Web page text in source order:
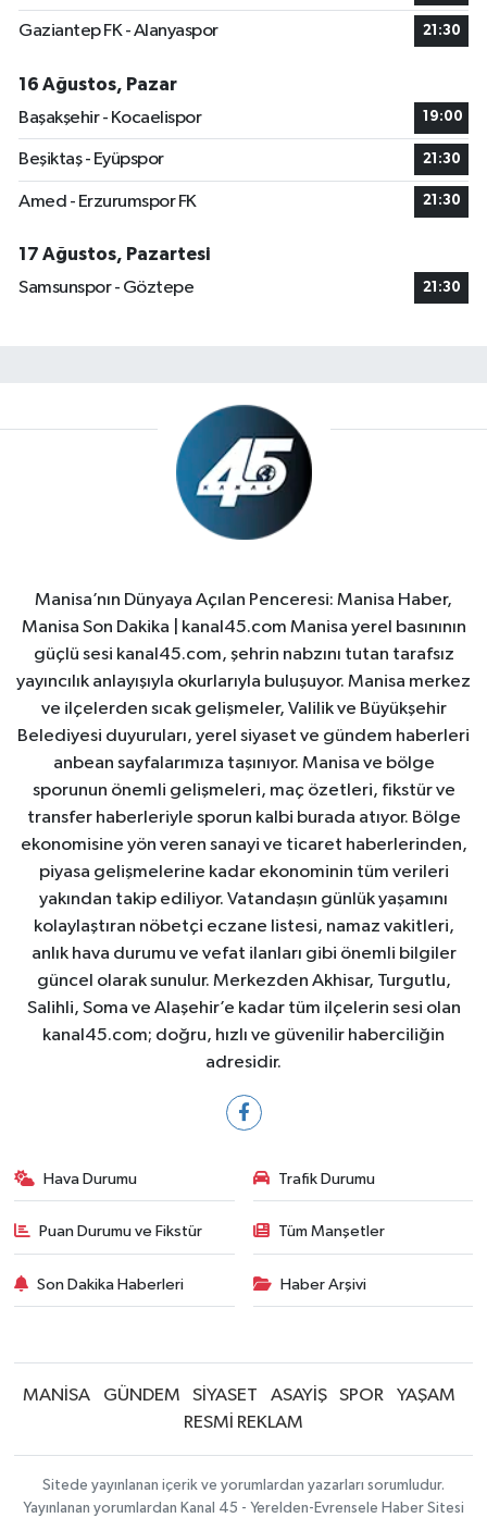
Gaziantep FK - Alanyaspor 21:30
16 Ağustos, Pazar
Başakşehir - Kocaelispor
19:00
Beşiktaş - Eyüpspor 21:30
Amed - Erzurumspor FK 21:30
17 Ağustos, Pazartesi
Samsunspor - Göztepe
21:30
Manisa’nın Dünyaya Açılan Penceresi: Manisa Haber,
Manisa Son Dakika | kanal45.com Manisa yerel basınının
güçlü sesi kanal45.com, şehrin nabzını tutan tarafsız
yayıncılık anlayışıyla okurlarıyla buluşuyor. Manisa merkez
ve ilçelerden sıcak gelişmeler, Valilik ve Büyükşehir
Belediyesi duyuruları, yerel siyaset ve gündem haberleri
anbean sayfalarımıza taşınıyor. Manisa ve bölge
sporunun önemli gelişmeleri, maç özetleri, fikstür ve
transfer haberleriyle sporun kalbi burada atıyor. Bölge
ekonomisine yön veren sanayi ve ticaret haberlerinden,
piyasa gelişmelerine kadar ekonominin tüm verileri
yakından takip ediliyor. Vatandaşın günlük yaşamını
kolaylaştıran nöbetçi eczane listesi, namaz vakitleri,
anlık hava durumu ve vefat ilanları gibi önemli bilgiler
güncel olarak sunulur. Merkezden Akhisar, Turgutlu,
Salihli, Soma ve Alaşehir’e kadar tüm ilçelerin sesi olan
kanal45.com; doğru, hızlı ve güvenilir haberciliğin
adresidir.
Hava Durumu Trafik Durumu
Puan Durumu ve Fikstür Tüm Manşetler
Son Dakika Haberleri Haber Arşivi
MANİSA GÜNDEM SİYASET ASAYİŞ SPOR
YAŞAM
RESMİ REKLAM
Sitede yayınlanan içerik ve yorumlardan yazarları sorumludur.
Yayınlanan yorumlardan Kanal 45 - Yerelden-Evrensele Haber Sitesi